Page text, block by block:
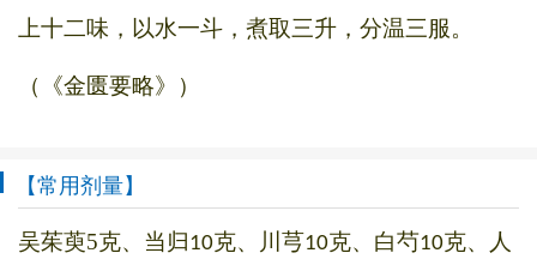
上十二味，以水一斗，煮取三升，分温三服。
（《金匮要略》）
【常用剂量】
吴茱萸5克、当归10克、川芎10克、白芍10克、人